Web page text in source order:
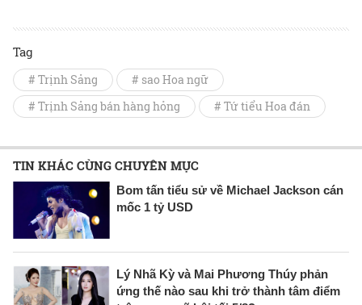
Tag
# Trịnh Sảng
# sao Hoa ngữ
# Trịnh Sảng bán hàng hỏng
# Tứ tiểu Hoa đán
TIN KHÁC CÙNG CHUYÊN MỤC
Bom tấn tiểu sử về Michael Jackson cán
mốc 1 tỷ USD
Lý Nhã Kỳ và Mai Phương Thúy phản
ứng thế nào sau khi trở thành tâm điểm